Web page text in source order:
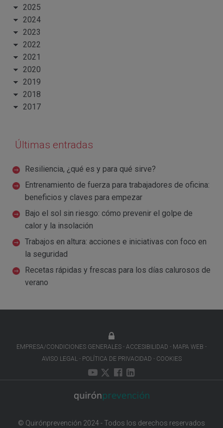
2025
2024
2023
2022
2021
2020
2019
2018
2017
Últimas entradas
Resiliencia, ¿qué es y para qué sirve?
Entrenamiento de fuerza para trabajadores de oficina:
beneficios y claves para empezar
Bajo el sol sin riesgo: cómo prevenir el golpe de
calor y la insolación
Trabajos en altura: acciones e iniciativas con foco en
la seguridad
Recetas rápidas y frescas para los días calurosos de
verano
EMPRESA/CONDICIONES GENERALES ACCESIBILIDAD
MAPA WEB
AVISO LEGAL
POLÍTICA DE PRIVACIDAD COOKIES
© Quirónprevención 2024 - Todos los derechos reservados